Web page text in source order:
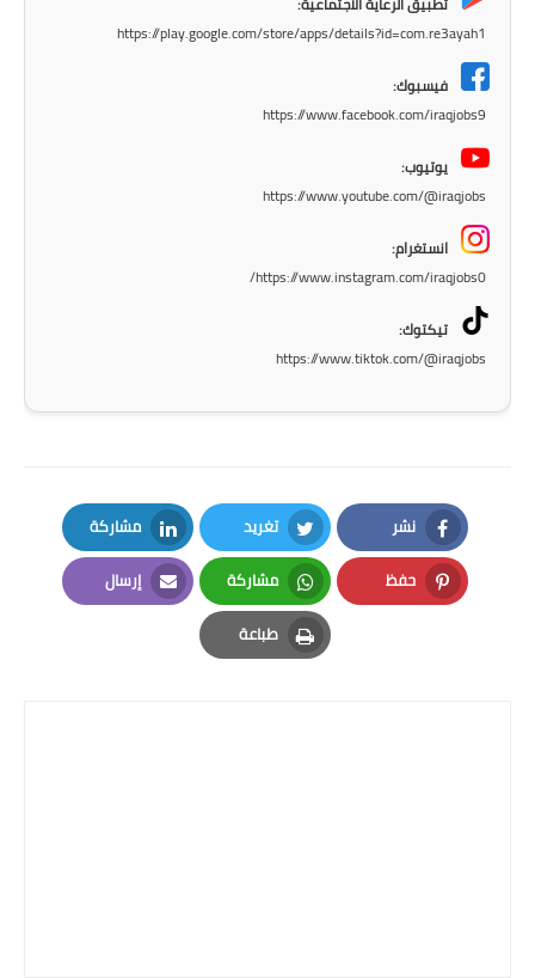
المرحلة الابتدائية
صحة وطب
فن ومشاهير
العامة
https://play.google.com/store/apps/details?id=com.re3ayah1
فيسبوك:
https://www.facebook.com/iraqjobs9
يوتيوب:
https://www.youtube.com/@iraqjobs
انستغرام:
https://www.instagram.com/iraqjobs0/
تيكتوك:
https://www.tiktok.com/@iraqjobs
نشر
Facebook
تغريد
Twitter
مشاركة
LinkedIn
حفظ
Pinterest
مشاركة
Whatsapp
إرسال
Email
طباعة
Print